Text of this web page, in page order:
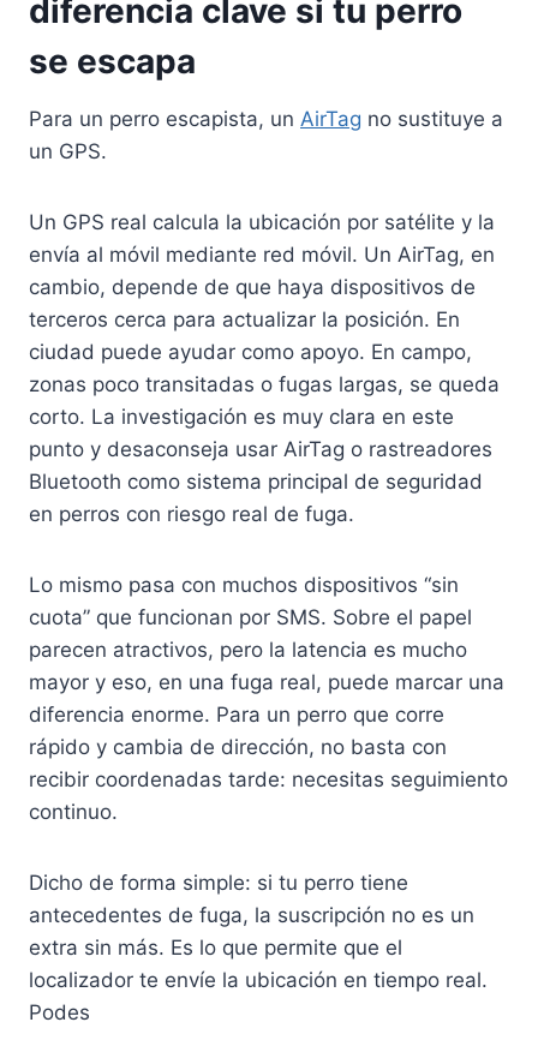
diferencia clave si tu perro
se escapa
Para un perro escapista, un AirTag no sustituye a
un GPS.
Un GPS real calcula la ubicación por satélite y la
envía al móvil mediante red móvil. Un AirTag, en
cambio, depende de que haya dispositivos de
terceros cerca para actualizar la posición. En
ciudad puede ayudar como apoyo. En campo,
zonas poco transitadas o fugas largas, se queda
corto. La investigación es muy clara en este
punto y desaconseja usar AirTag o rastreadores
Bluetooth como sistema principal de seguridad
en perros con riesgo real de fuga.
Lo mismo pasa con muchos dispositivos “sin
cuota” que funcionan por SMS. Sobre el papel
parecen atractivos, pero la latencia es mucho
mayor y eso, en una fuga real, puede marcar una
diferencia enorme. Para un perro que corre
rápido y cambia de dirección, no basta con
recibir coordenadas tarde: necesitas seguimiento
continuo.
Dicho de forma simple: si tu perro tiene
antecedentes de fuga, la suscripción no es un
extra sin más. Es lo que permite que el
localizador te envíe la ubicación en tiempo real.
Podes